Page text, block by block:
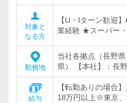
対象と
なる方
【U・Iターン歓迎
業経験 ★スーパー
勤務地
当社各拠点（長野
県） 【本社】：長
給与
【転勤ありの場合
18万円以上※東京、